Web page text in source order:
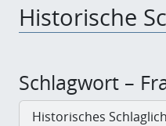
Historische
Schlagwort –
Historisches